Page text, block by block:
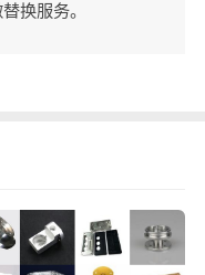
换服务。